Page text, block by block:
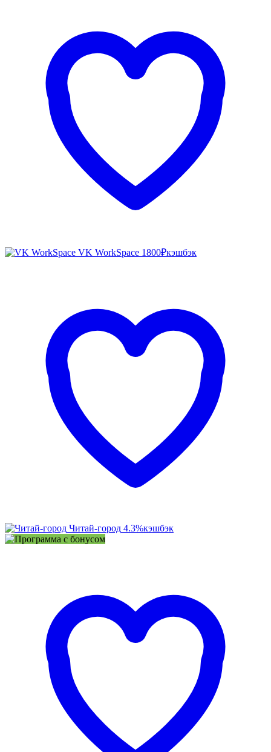
VK WorkSpace 1800₽кэшбэк
Читай-город 4.3%кэшбэк